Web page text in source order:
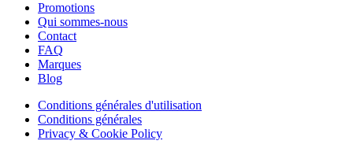
Promotions
Qui sommes-nous
Contact
FAQ
Marques
Blog
Conditions générales d'utilisation
Conditions générales
Privacy & Cookie Policy